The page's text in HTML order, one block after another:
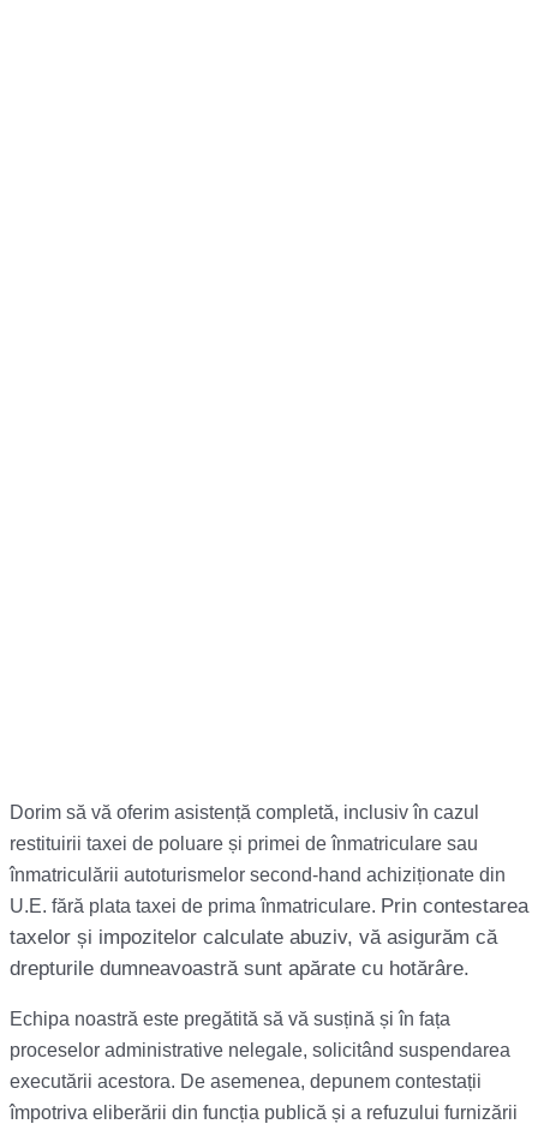
Dorim să vă oferim asistență completă, inclusiv în cazul
restituirii taxei de poluare și primei de înmatriculare sau
înmatriculării autoturismelor second-hand achiziționate din
U.E. fără plata taxei de prima înmatriculare. Prin contestarea
taxelor și impozitelor calculate abuziv, vă asigurăm că
drepturile dumneavoastră sunt apărate cu hotărâre.
Echipa noastră este pregătită să vă susțină și în fața
proceselor administrative nelegale, solicitând suspendarea
executării acestora. De asemenea, depunem contestații
împotriva eliberării din funcția publică și a refuzului furnizării